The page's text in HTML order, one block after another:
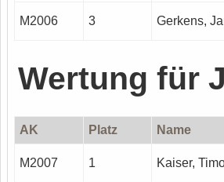
M2006 3 Gerkens,
Wertung für
AK Platz Name
M2007 1 Kaiser,